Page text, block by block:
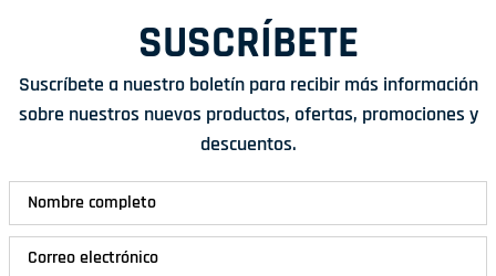
SUSCRÍBETE
Suscríbete a nuestro boletín para recibir más información
sobre nuestros nuevos productos, ofertas, promociones y
descuentos.